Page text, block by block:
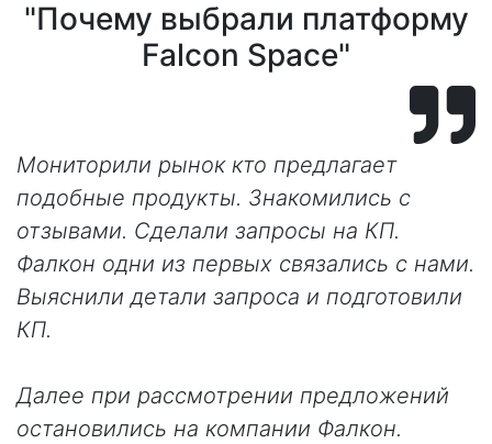
"Почему выбрали платформу
Falcon Space"
Мониторили рынок кто предлагает
подобные продукты. Знакомились с
отзывами. Сделали запросы на КП.
Фалкон одни из первых связались с нами.
Выяснили детали запроса и подготовили
КП.
Далее при рассмотрении предложений
остановились на компании Фалкон.